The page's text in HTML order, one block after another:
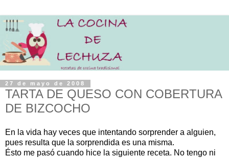
27 de mayo de 2008
TARTA DE QUESO CON COBERTURA
DE BIZCOCHO
En la vida hay veces que intentando sorprender a alguien,
pues resulta que la sorprendida es una misma.
Ésto me pasó cuando hice la siguiente receta. No tengo ni